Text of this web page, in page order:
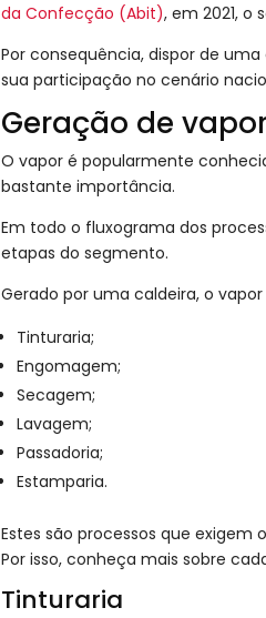
da Confecção (Abit), em 2021, o
Por consequência, dispor de
sua participação no cenário
Geração de
O vapor é popularmente
bastante importância.
Em todo o fluxograma dos
etapas do segmento.
Gerado por uma caldeira, o
Tinturaria;
Engomagem;
Secagem;
Lavagem;
Passadoria;
Estamparia.
Estes são processos que exigem
Por isso, conheça mais sobre
Tinturaria